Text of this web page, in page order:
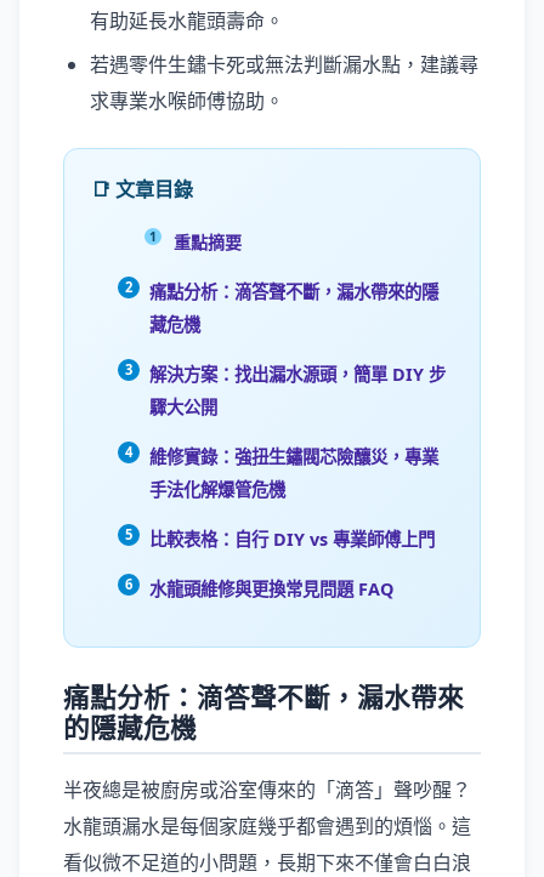
有助延長水龍頭壽命。
若遇零件生鏽卡死或無法判斷漏水點，建議尋
求專業水喉師傅協助。
📑 文章目錄
重點摘要
痛點分析：滴答聲不斷，漏水帶來的隱
藏危機
解決方案：找出漏水源頭，簡單 DIY 步
驟大公開
維修實錄：強扭生鏽閥芯險釀災，專業
手法化解爆管危機
比較表格：自行 DIY vs 專業師傅上門
水龍頭維修與更換常見問題 FAQ
痛點分析：滴答聲不斷，漏水帶來
的隱藏危機
半夜總是被廚房或浴室傳來的「滴答」聲吵醒？
水龍頭漏水是每個家庭幾乎都會遇到的煩惱。這
看似微不足道的小問題，長期下來不僅會白白浪